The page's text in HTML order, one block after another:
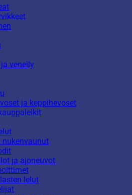
veneily
ja keppihevoset
nukenvaunut
ja ajoneuvot
lelut